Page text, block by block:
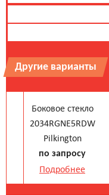
Другие варианты
Боковое стекло
2034RGNE5RDW
Pilkington
по запросу
Подробнее